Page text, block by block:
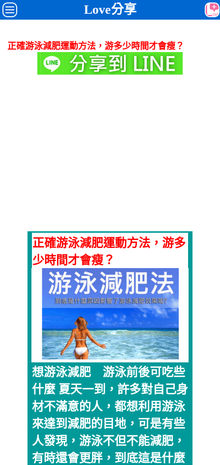
Love分享
正確游泳減肥運動方法，游多少時間才會瘦？
正確游泳減肥運動方法，游多
少時間才會瘦？
想游泳減肥 游泳前後可吃些
什麼 夏天一到，許多對自己身
材不滿意的人，都想利用游泳
來達到減肥的目地，可是有些
人發現，游泳不但不能減肥，
有時還會更胖，到底這是什麼